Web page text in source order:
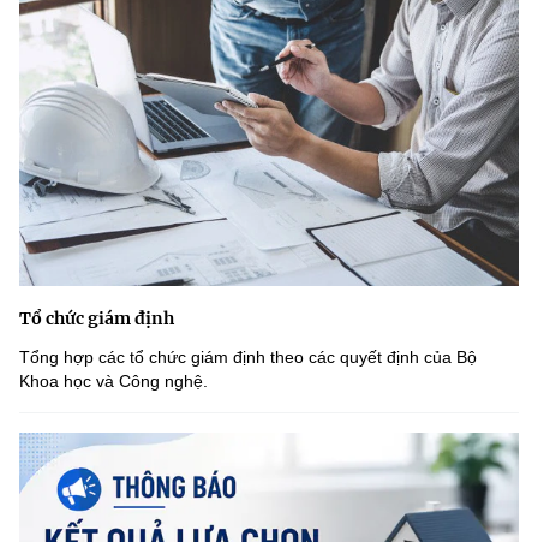
Tổ chức giám định
Tổng hợp các tổ chức giám định theo các quyết định của Bộ
Khoa học và Công nghệ.